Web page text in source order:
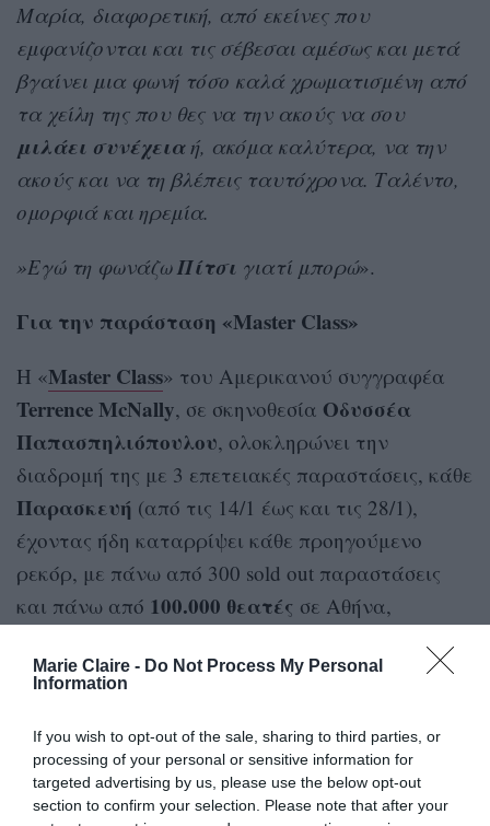
Marie Claire - Do Not Process My Personal
Information
If you wish to opt-out of the sale, sharing to third parties, or
processing of your personal or sensitive information for
targeted advertising by us, please use the below opt-out
section to confirm your selection. Please note that after your
Μαρία, διαφορετική, από εκείνες που
εμφανίζονται και τις σέβεσαι αμέσως και μετά
βγαίνει μια φωνή τόσο καλά χρωματισμένη από
τα χείλη της που θες να την ακούς να σου
μιλάει συνέχειαή, ακόμα καλύτερα, να την
ακούς και να τη βλέπεις ταυτόχρονα. Ταλέντο,
ομορφιά και ηρεμία.
»Εγώ τη φωνάζωΠίτσι γιατί μπορώ».
Για την παράσταση «Master Class»
Η «Master Class» του Aμερικανού συγγραφέα
Terrence McNally, σε σκηνοθεσία Οδυσσέα
Παπασπηλιόπουλου, ολοκληρώνει την
διαδρομή της με 3 επετειακές παραστάσεις, κάθε
Παρασκευή (από τις 14/1 έως και τις 28/1),
έχοντας ήδη καταρρίψει κάθε προηγούμενο
ρεκόρ, με πάνω από 300 sold out παραστάσεις
και πάνω από 100.000 θεατές σε Αθήνα,
το2018, μέχρι και σήμερα. ΗΜαρία
Ελληνίδας που υπήρξε η μεγαλύτερη φωνή του
εικοστού αιώνα και που την έλεγανΜαρία